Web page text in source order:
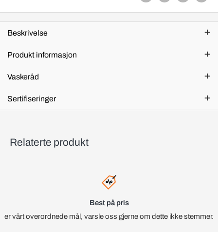
Beskrivelse
Produkt informasjon
Vaskeråd
Sertifiseringer
Relaterte produkt
Best på pris
er vårt overordnede mål, varsle oss gjerne om dette ikke stemmer.